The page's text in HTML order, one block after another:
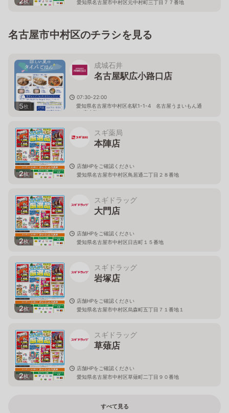
愛知県名古屋市中村区元中村町三丁目７７番地
名古屋市中村区のチラシを見る
5枚
成城石井
名古屋駅広小路口店
07:30-22:00
愛知県名古屋市中村区名駅1-1-4 名古屋うまいもん通
り 広小路口
2枚
スギ薬局
本陣店
店舗HPをご確認ください
愛知県名古屋市中村区鳥居通二丁目２８番地
2枚
スギドラッグ
大門店
店舗HPをご確認ください
愛知県名古屋市中村区日吉町１５番地
2枚
スギドラッグ
岩塚店
店舗HPをご確認ください
愛知県名古屋市中村区烏森町五丁目７１番地１
2枚
スギドラッグ
草薙店
店舗HPをご確認ください
愛知県名古屋市中村区草薙町二丁目９０番地
すべて見る